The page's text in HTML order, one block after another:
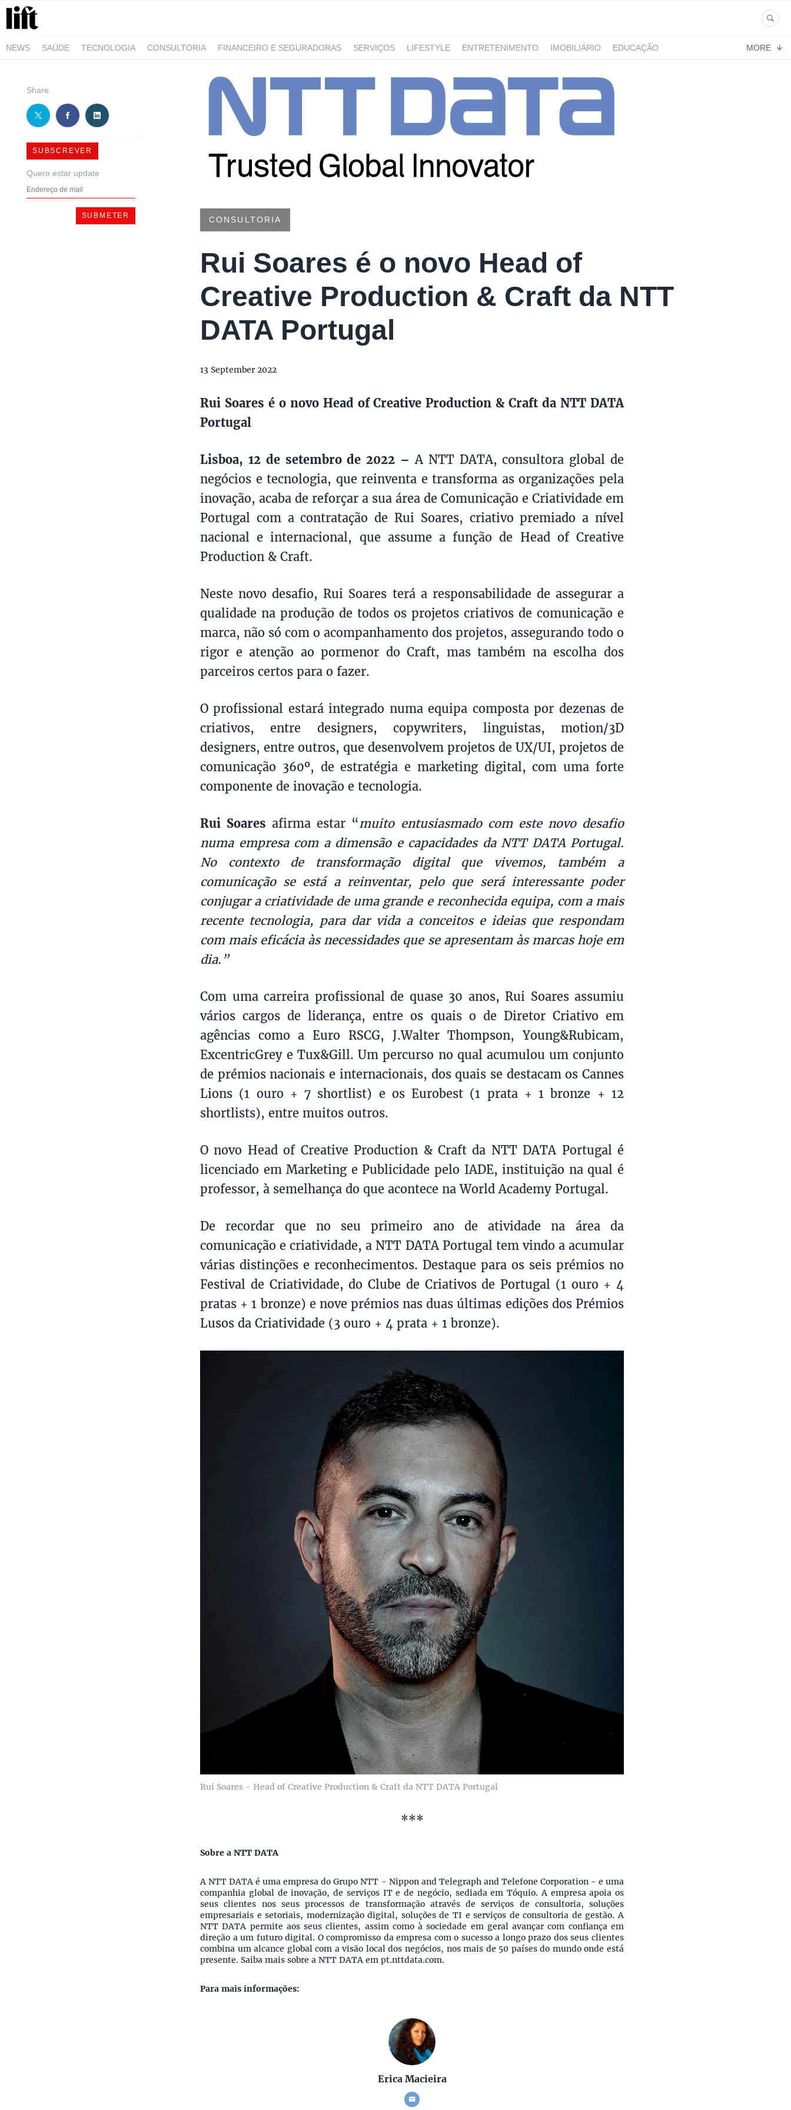
NEWS SAÚDE TECNOLOGIA CONSULTORIA FINANCEIRO E SEGURADORAS SERVIÇOS LIFESTYLE ENTRETENIMENTO IMOBILIÁRIO
EDUCAÇÃO
MORE
Share
SUBSCREVER
Quero estar update
CONSULTORIA
Rui Soares é o novo Head of
Creative Production & Craft da NTT
DATA Portugal
13 September 2022
Rui Soares é o novo Head of Creative Production & Craft da NTT DATA
Portugal
Lisboa, 12 de setembro de 2022 – A NTT DATA, consultora global de
negócios e tecnologia, que reinventa e transforma as organizações pela
inovação, acaba de reforçar a sua área de Comunicação e Criatividade em
Portugal com a contratação de Rui Soares, criativo premiado a nível
nacional e internacional, que assume a função de Head of Creative
Production & Craft.
Neste novo desafio, Rui Soares terá a responsabilidade de assegurar a
qualidade na produção de todos os projetos criativos de comunicação e
marca, não só com o acompanhamento dos projetos, assegurando todo o
rigor e atenção ao pormenor do Craft, mas também na escolha dos
parceiros certos para o fazer.
O profissional estará integrado numa equipa composta por dezenas de
criativos, entre designers, copywriters, linguistas, motion/3D
designers, entre outros, que desenvolvem projetos de UX/UI, projetos de
comunicação 360º, de estratégia e marketing digital, com uma forte
componente de inovação e tecnologia.
Rui Soares afirma estar “muito entusiasmado com este novo desafio
numa empresa com a dimensão e capacidades da NTT DATA Portugal.
No contexto de transformação digital que vivemos, também a
comunicação se está a reinventar, pelo que será interessante poder
conjugar a criatividade de uma grande e reconhecida equipa, com a mais
recente tecnologia, para dar vida a conceitos e ideias que respondam
com mais eficácia às necessidades que se apresentam às marcas hoje em
dia.”
Com uma carreira profissional de quase 30 anos, Rui Soares assumiu
vários cargos de liderança, entre os quais o de Diretor Criativo em
agências como a Euro RSCG, J.Walter Thompson, Young&Rubicam,
ExcentricGrey e Tux&Gill. Um percurso no qual acumulou um conjunto
de prémios nacionais e internacionais, dos quais se destacam os Cannes
Lions (1 ouro + 7 shortlist) e os Eurobest (1 prata + 1 bronze + 12
shortlists), entre muitos outros.
O novo Head of Creative Production & Craft da NTT DATA Portugal é
licenciado em Marketing e Publicidade pelo IADE, instituição na qual é
professor, à semelhança do que acontece na World Academy Portugal.
De recordar que no seu primeiro ano de atividade na área da
comunicação e criatividade, a NTT DATA Portugal tem vindo a acumular
várias distinções e reconhecimentos. Destaque para os seis prémios no
Festival de Criatividade, do Clube de Criativos de Portugal (1 ouro + 4
pratas + 1 bronze) e nove prémios nas duas últimas edições dos Prémios
Lusos da Criatividade (3 ouro + 4 prata + 1 bronze).
Rui Soares - Head of Creative Production & Craft da NTT DATA Portugal
***
Sobre a NTT DATA
A NTT DATA é uma empresa do Grupo NTT - Nippon and Telegraph and Telefone Corporation - e uma
companhia global de inovação, de serviços IT e de negócio, sediada em Tóquio. A empresa apoia os
seus clientes nos seus processos de transformação através de serviços de consultoria, soluções
empresariais e setoriais, modernização digital, soluções de TI e serviços de consultoria de gestão. A
NTT DATA permite aos seus clientes, assim como à sociedade em geral avançar com confiança em
direção a um futuro digital. O compromisso da empresa com o sucesso a longo prazo dos seus clientes
combina um alcance global com a visão local dos negócios, nos mais de 50 países do mundo onde está
presente. Saiba mais sobre a NTT DATA em pt.nttdata.com.
Para mais informações:
Erica Macieira